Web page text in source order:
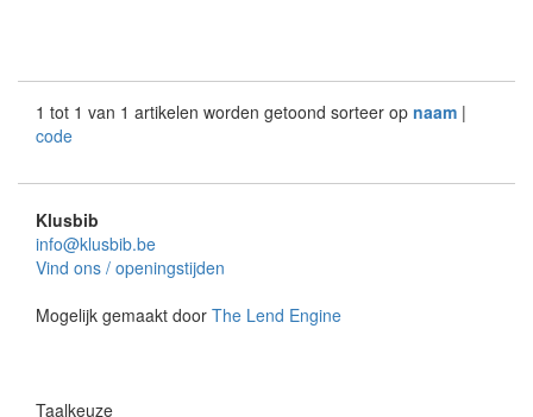
1 tot 1 van 1 artikelen worden getoond sorteer op naam |
code
Klusbib
info@klusbib.be
Vind ons / openingstijden
Mogelijk gemaakt door The Lend Engine
Taalkeuze